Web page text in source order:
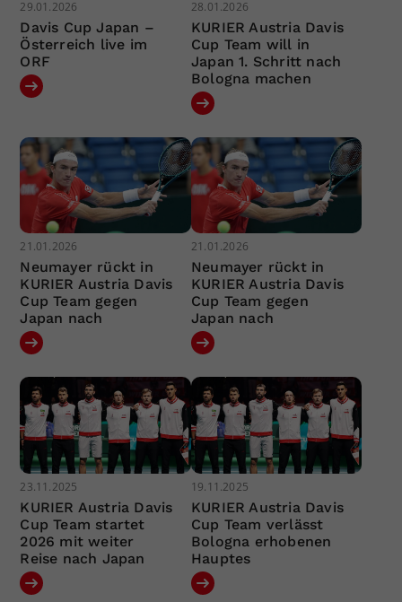
29.01.2026
Davis Cup Japan –
Österreich live im
ORF
28.01.2026
KURIER Austria Davis
Cup Team will in
Japan 1. Schritt nach
Bologna machen
21.01.2026
Neumayer rückt in
KURIER Austria Davis
Cup Team gegen
Japan nach
21.01.2026
Neumayer rückt in
KURIER Austria Davis
Cup Team gegen
Japan nach
23.11.2025
KURIER Austria Davis
Cup Team startet
2026 mit weiter
Reise nach Japan
19.11.2025
KURIER Austria Davis
Cup Team verlässt
Bologna erhobenen
Hauptes